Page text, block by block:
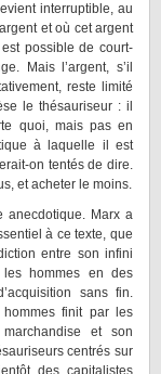
interruptible, au
et où cet argent
possible de court-
Mais l’argent, s’il
reste limité
le thésauriseur : il
quoi, mais pas en
à laquelle il est
on tentés de dire.
et acheter le moins.
anecdotique. Marx a
à ce texte, que
entre son infini
les hommes en des
sans fin.
hommes finit par les
et son
centrés sur
des capitalistes